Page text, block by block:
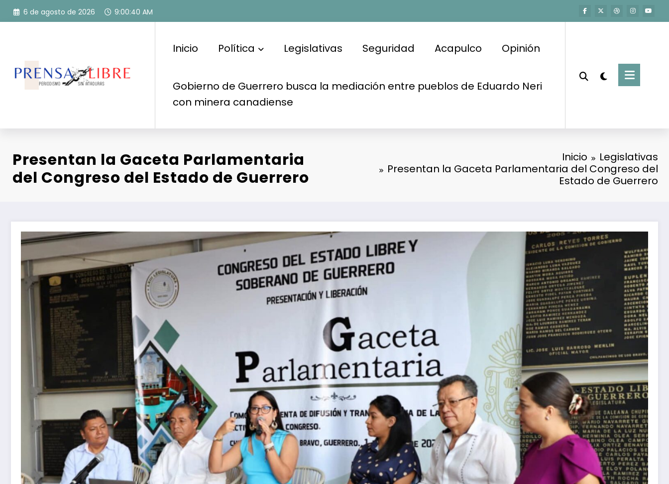
Saltar
6 de agosto de 2026 9:00:42 AM
Inicio Política Legislativas Seguridad Acapulco Opinión
Gobierno de Guerrero busca la mediación entre pueblos de Eduardo Neri
con minera canadiense
Presentan la Gaceta Parlamentaria
del Congreso del Estado de Guerrero
Inicio
Legislativas
Presentan la Gaceta Parlamentaria del Congreso del
Estado de Guerrero